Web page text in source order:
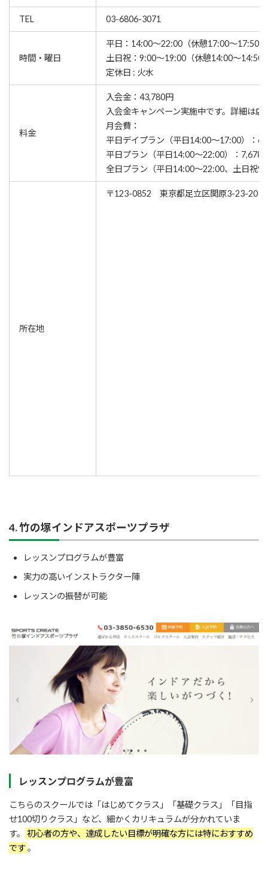
TEL 03-6806-3071
時間・曜日
平日：14:00～22:00（休憩17:00～17:50）
土日祝：9:00～19:00（休憩14:00～14:50)
定休日 : 火水
料金
入会金：43,780円
⼊会⾦キャンペーン実施中です。詳細は
月会費：
平日デイプラン（平日14:00～17:00）：
平日プラン（平日14:00～22:00）：7,678
全日プラン（平日14:00～22:00、土日祝
所在地
〒123-0852 東京都足立区関原3-23-20
4. 竹の塚インドアスポーツプラザ
レッスンプログラムが豊富
実力の高いインストラクター陣
レッスンの振替が可能
レッスンプログラムが豊富
こちらのスクールでは「はじめてクラス」「基礎クラス」「目指
せ100切りクラス」など、細かくカリキュラムが分かれていま
す。
初心者の方や、達成したい目標が明確な方には特におすすめ
です。